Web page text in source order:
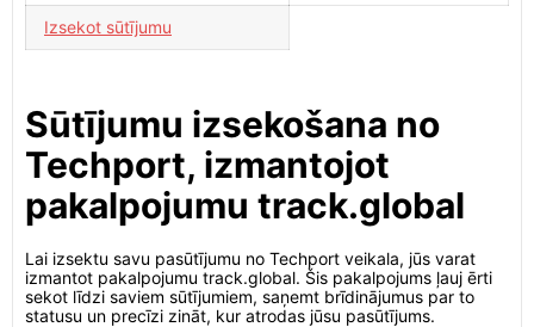
Izsekot sūtījumu
Sūtījumu izsekošana no
Techport, izmantojot
pakalpojumu track.global
Lai izsektu savu pasūtījumu no Techport veikala, jūs varat
izmantot pakalpojumu track.global. Šis pakalpojums ļauj ērti
sekot līdzi saviem sūtījumiem, saņemt brīdinājumus par to
statusu un precīzi zināt, kur atrodas jūsu pasūtījums.